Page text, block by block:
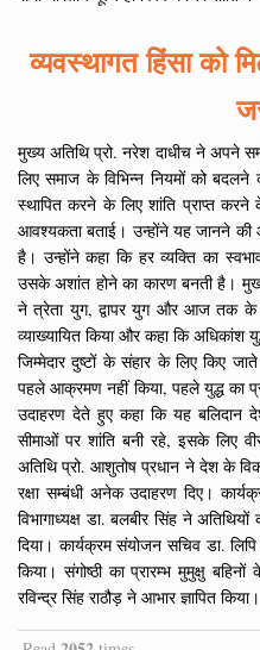
व्यवस्थागत हिंसा को
मुख्य अतिथि प्रो. नरेश दाधीच ने अपने
लिए समाज के विभिन्न नियमों को
स्थापित करने के लिए शांति प्राप्त
आवश्यकता बताई। उन्होंने यह जानने की
है। उन्होंने कहा कि हर व्यक्ति का
उसके अशांत होने का कारण बनती है। मुख्य
ने त्रेता युग, द्वापर युग और आज तक के
व्याख्यायित किया और कहा कि अधिकांश
जिम्मेदार दुष्टों के संहार के लिए किए
पहले आक्रमण नहीं किया, पहले युद्ध का
उदाहरण देते हुए कहा कि यह
सीमाओं पर शांति बनी रहे, इसके लिए
अतिथि प्रो. आशुतोष प्रधान ने देश के
रक्षा सम्बंधी अनेक उदाहरण दिए।
विभागाध्यक्ष डा. बलबीर सिंह ने
दिया। कार्यक्रम संयोजन सचिव डा.
किया। संगोष्ठी का प्रारम्भ मुमुक्षु
रविन्द्र सिंह राठौड़ ने आभार ज्ञापित किया।